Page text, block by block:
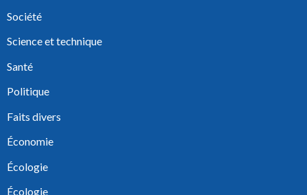
Société
Science et technique
Santé
Politique
Faits divers
Économie
Écologie
Écologie